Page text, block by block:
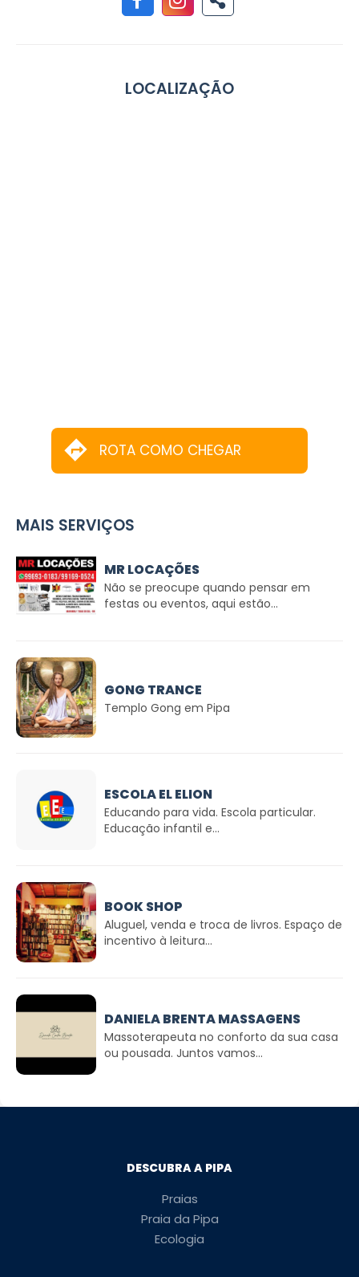
LOCALIZAÇÃO
ROTA COMO CHEGAR
MAIS SERVIÇOS
MR LOCAÇÕES
Não se preocupe quando pensar em
festas ou eventos, aqui estão...
GONG TRANCE
Templo Gong em Pipa
ESCOLA EL ELION
Educando para vida. Escola particular.
Educação infantil e...
BOOK SHOP
Aluguel, venda e troca de livros. Espaço de
incentivo à leitura...
DANIELA BRENTA MASSAGENS
Massoterapeuta no conforto da sua casa
ou pousada. Juntos vamos...
DESCUBRA A PIPA
Praias
Praia da Pipa
Ecologia